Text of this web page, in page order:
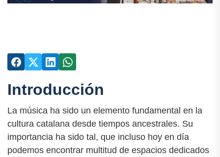
Introducción
La música ha sido un elemento fundamental en la
cultura catalana desde tiempos ancestrales. Su
importancia ha sido tal, que incluso hoy en día
podemos encontrar multitud de espacios dedicados